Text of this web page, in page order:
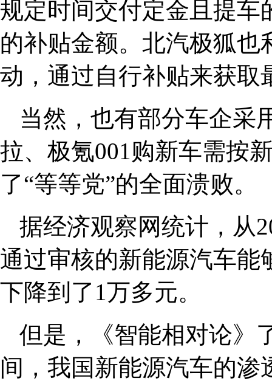
规定时间交付定金且提车
的补贴金额。北汽极狐
动，通过自行补贴来获取
当然，也有部分车企采
拉、极氪001购新车需按
了“等等党”的全面溃败。
据经济观察网统计，从
通过审核的新能源汽车能
下降到了1万多元。
但是，《智能相对论》
间，我国新能源汽车的渗